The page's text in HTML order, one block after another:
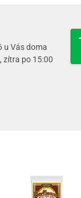
u Vás doma
, zítra po 15:00